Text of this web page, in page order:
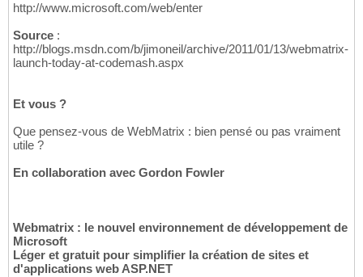
http://www.microsoft.com/web/enter
Source :
http://blogs.msdn.com/b/jimoneil/archive/2011/01/13/webmatrix-
launch-today-at-codemash.aspx
Et vous ?
Que pensez-vous de WebMatrix : bien pensé ou pas vraiment
utile ?
En collaboration avec Gordon Fowler
Webmatrix : le nouvel environnement de développement de
Microsoft
Léger et gratuit pour simplifier la création de sites et
d'applications web ASP.NET